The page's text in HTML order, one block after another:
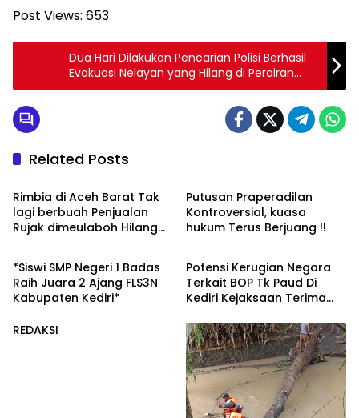
Post Views: 653
Dua Hari Dilakukan Pencarian Polisi Berhasil
Evakuasi Nelayan yang Hilang di Perairan
Lamongan
Related Posts
Berita
Rimbia di Aceh Barat Tak
lagi berbuah Penjualan
Rujak dimeulaboh Hilang
Putusan Praperadilan
Kontroversial, kuasa
hukum Terus Berjuang !!
Olahraga
*Siswi SMP Negeri 1 Badas
Raih Juara 2 Ajang FLS3N
Kabupaten Kediri*
Berita
Potensi Kerugian Negara
Terkait BOP Tk Paud Di
Kediri Kejaksaan Terima
Lsm_ratu
REDAKSI